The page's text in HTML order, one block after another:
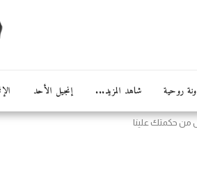
روحية شاهد المزيد... إنجيل الأحد
من حكمتك علينا